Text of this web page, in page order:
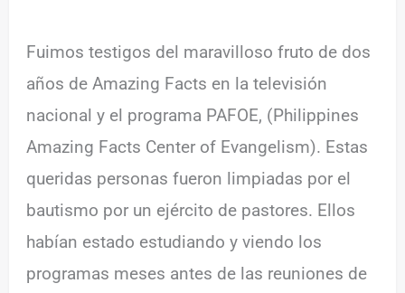
Fuimos testigos del maravilloso fruto de dos
años de Amazing Facts en la televisión
nacional y el programa PAFOE, (Philippines
Amazing Facts Center of Evangelism). Estas
queridas personas fueron limpiadas por el
bautismo por un ejército de pastores. Ellos
habían estado estudiando y viendo los
programas meses antes de las reuniones de